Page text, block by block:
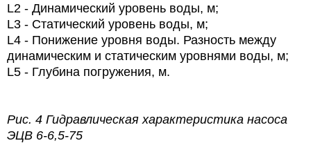
L2 - Динамический уровень воды, м;
L3 - Статический уровень воды, м;
L4 - Понижение уровня воды. Разность между
динамическим и статическим уровнями воды, м;
L5 - Глубина погружения, м.
Рис. 4 Гидравлическая характеристика насоса
ЭЦВ 6-6,5-75